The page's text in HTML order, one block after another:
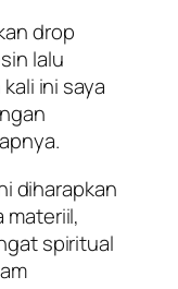
drop
lalu
ini saya
diharapkan
materiil,
spiritual